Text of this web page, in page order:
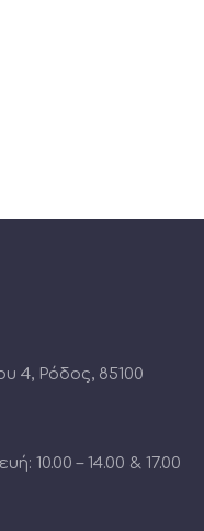
4, Ρόδος, 85100
10.00 – 14.00 & 17.00